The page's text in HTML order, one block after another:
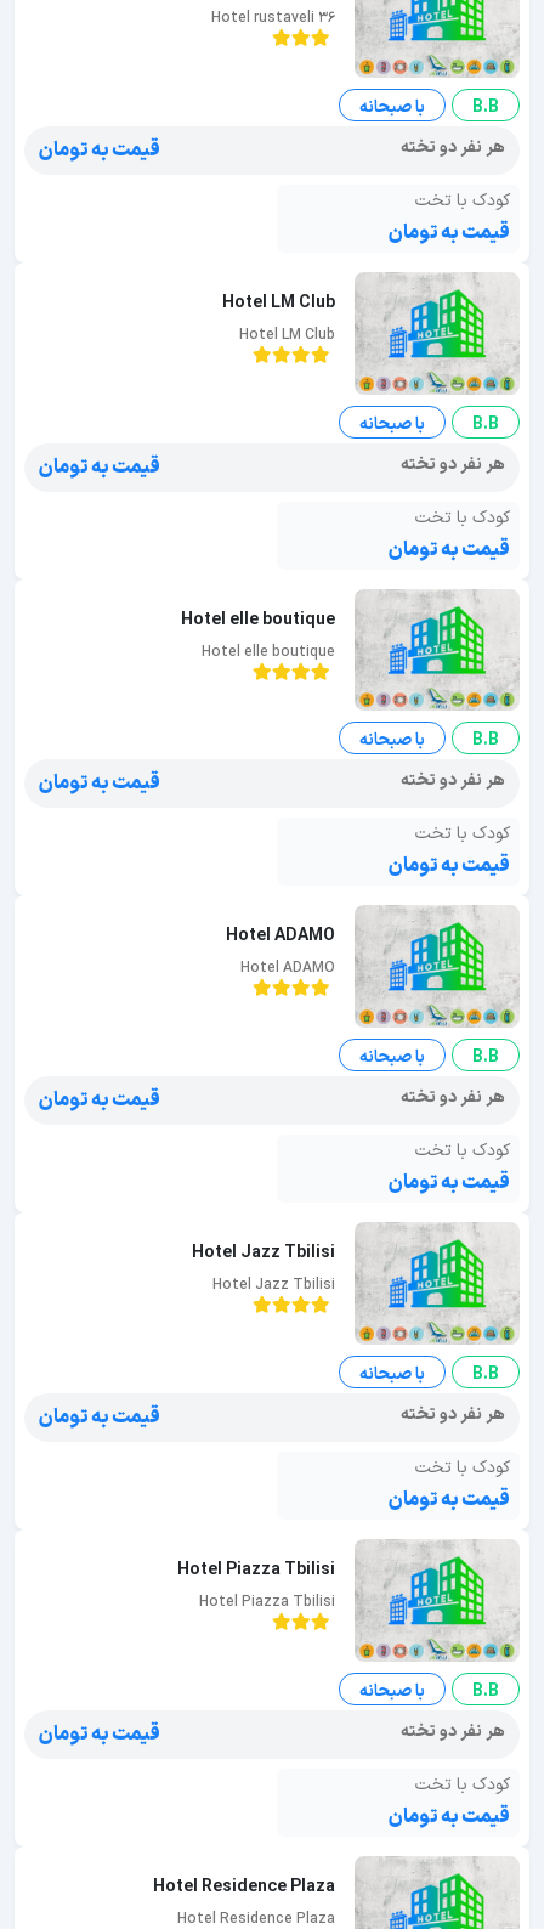
Hotel rustaveli 36
B.B
با صبحانه
هر نفر دو تخته
قیمت به تومان
کودک با تخت
قیمت به تومان
Hotel LM Club
Hotel LM Club
B.B
با صبحانه
هر نفر دو تخته
قیمت به تومان
کودک با تخت
قیمت به تومان
Hotel elle boutique
Hotel elle boutique
B.B
با صبحانه
هر نفر دو تخته
قیمت به تومان
کودک با تخت
قیمت به تومان
Hotel ADAMO
Hotel ADAMO
B.B
با صبحانه
هر نفر دو تخته
قیمت به تومان
کودک با تخت
قیمت به تومان
Hotel Jazz Tbilisi
Hotel Jazz Tbilisi
B.B
با صبحانه
هر نفر دو تخته
قیمت به تومان
کودک با تخت
قیمت به تومان
Hotel Piazza Tbilisi
Hotel Piazza Tbilisi
B.B
با صبحانه
هر نفر دو تخته
قیمت به تومان
کودک با تخت
قیمت به تومان
Hotel Residence Plaza
Hotel Residence Plaza